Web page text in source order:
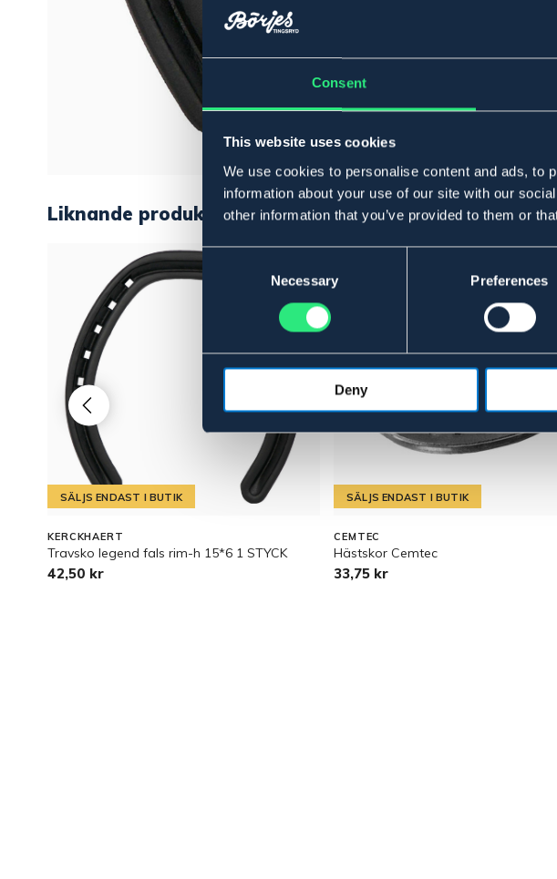
Consent
This website uses cookies
We use cookies to personalise content and ads, to
information about your use of our site with our
other information that you’ve provided to them or
Consent
Selection
Necessary Preferences
Deny
Liknande produkter
SÄLJS ENDAST I BUTIK
KERCKHAERT
Travsko legend fals rim-h 15*6 1 STYCK
42,50 kr
SÄLJS ENDAST I BUTIK
CEMTEC
Hästskor Cemtec
33,75 kr